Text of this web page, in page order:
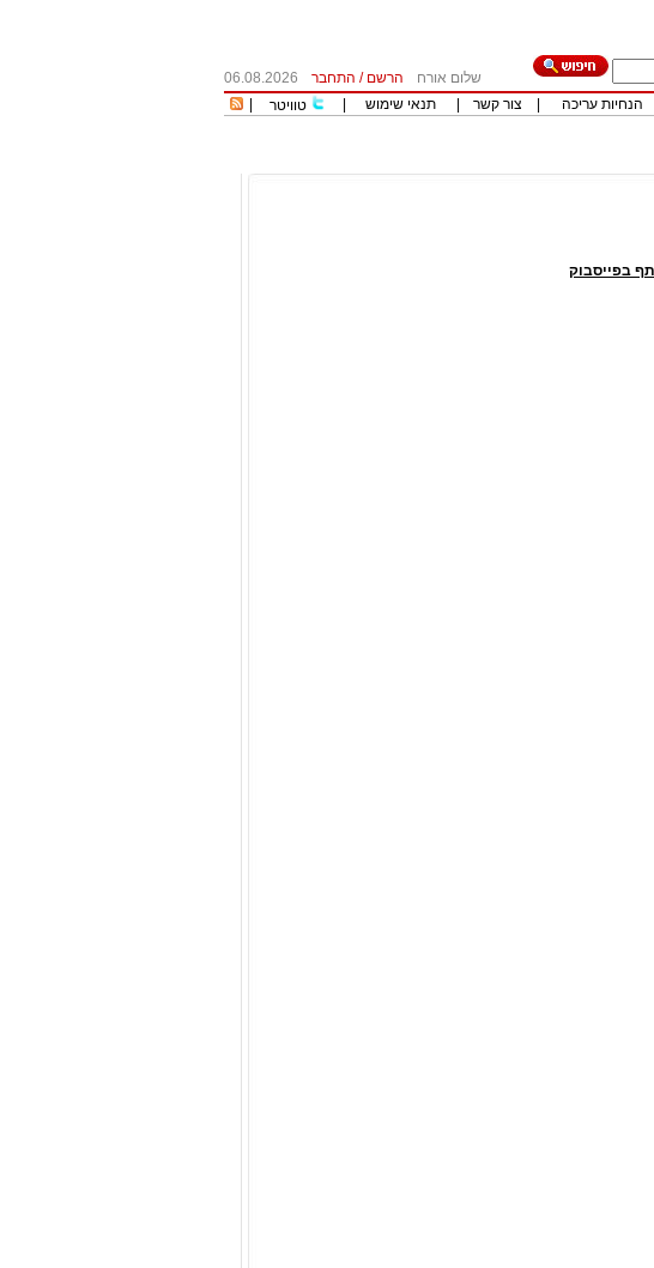
שלום אורח הרשם / התחבר
06.08.2026
הנחיות עריכה צור קשר תנאי שימוש טוויטר
בפייסבוק